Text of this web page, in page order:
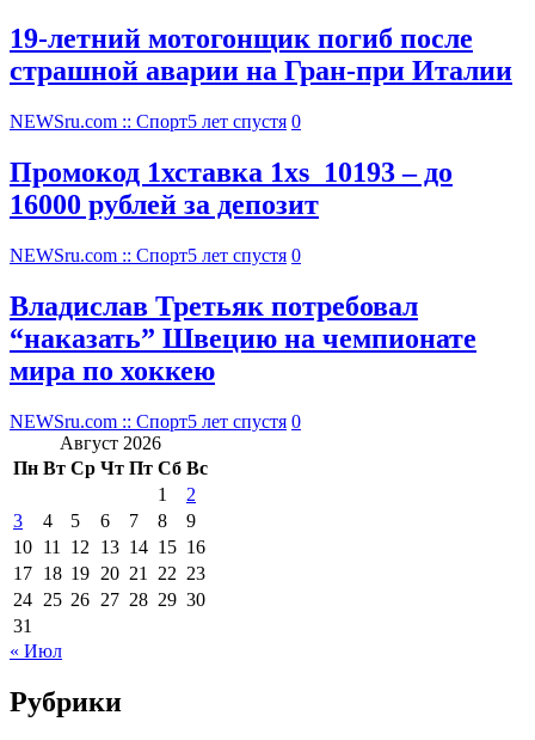
19-летний мотогонщик погиб после
страшной аварии на Гран-при Италии
NEWSru.com :: Спорт5 лет спустя 0
Промокод 1хставка 1xs_10193 – до
16000 рублей за депозит
NEWSru.com :: Спорт5 лет спустя 0
Владислав Третьяк потребовал
“наказать” Швецию на чемпионате
мира по хоккею
NEWSru.com :: Спорт5 лет спустя 0
Август 2026
Пн Вт Ср Чт Пт Сб Вс
1
2
3
4 5 6 7 8
9
10 11 12 13 14 15 16
17 18 19 20 21 22 23
24 25 26 27 28 29 30
31
« Июл
Рубрики